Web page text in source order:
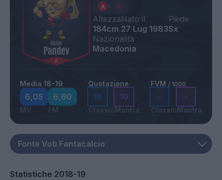
Altezza
184cm
Nato il
27 Lug 1983
Piede
Sx
Nazionalità
Macedonia
Media 18-19
6,05
MV
6,60
FM
Quotazione
10
Classic
10
Mantra
FVM / 1000
-
Classic
-
Mantra
Statistiche 2018-19